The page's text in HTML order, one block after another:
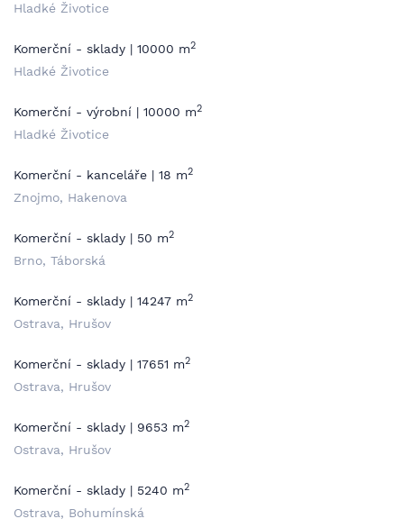
Hladké Životice
Komerční - sklady | 10000 m2
Hladké Životice
Komerční - výrobní | 10000 m2
Hladké Životice
Komerční - kanceláře | 18 m2
Znojmo, Hakenova
Komerční - sklady | 50 m2
Brno, Táborská
Komerční - sklady | 14247 m2
Ostrava, Hrušov
Komerční - sklady | 17651 m2
Ostrava, Hrušov
Komerční - sklady | 9653 m2
Ostrava, Hrušov
Komerční - sklady | 5240 m2
Ostrava, Bohumínská